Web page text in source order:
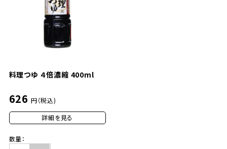
料理つゆ ４倍濃縮 400ml
626 円（税込)
詳細を見る
数量：